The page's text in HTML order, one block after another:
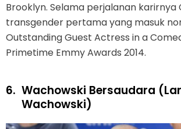
Brooklyn. Selama perjalanan karirnya
transgender pertama yang masuk
Outstanding Guest Actress in a
Primetime Emmy Awards 2014.
6. Wachowski Bersaudara
Wachowski)